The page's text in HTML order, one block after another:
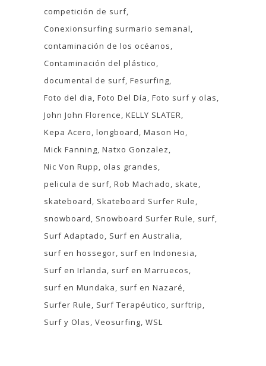
competición de surf
Conexionsurfing surmario semanal
contaminación de los océanos
Contaminación del plástico
documental de surf Fesurfing
Foto del dia Foto Del Día Foto surf y olas
John John Florence KELLY SLATER
Kepa Acero longboard Mason Ho
Mick Fanning Natxo Gonzalez
Nic Von Rupp
olas grandes
pelicula de surf Rob Machado
skate
skateboard
Skateboard Surfer Rule
snowboard
Snowboard Surfer Rule
surf
Surf Adaptado
Surf en Australia
surf en hossegor surf en Indonesia
Surf en Irlanda
surf en Marruecos
surf en Mundaka
surf en Nazaré
Surfer Rule
Surf Terapéutico
surftrip
Surf y Olas Veosurfing WSL